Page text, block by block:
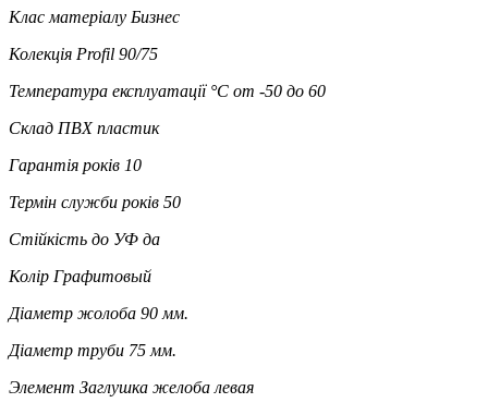
Клас матеріалу Бизнес
Колекція Profil 90/75
Температура експлуатації °C от -50 до 60
Склад ПВХ пластик
Гарантія років 10
Термін служби років 50
Стійкість до УФ да
Колір Графитовый
Діаметр жолоба 90 мм.
Діаметр труби 75 мм.
Элемент Заглушка желоба левая